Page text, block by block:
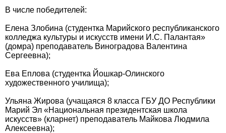
В числе победителей:
Елена Злобина (студентка Марийского республиканского
колледжа культуры и искусств имени И.С. Палантая»
(домра) преподаватель Виноградова Валентина
Сергеевна);
Ева Еплова (студентка Йошкар-Олинского
художественного училища);
Ульяна Жирова (учащаяся 8 класса ГБУ ДО Республики
Марий Эл «Национальная президентская школа
искусств» (кларнет) преподаватель Майкова Людмила
Алексеевна);